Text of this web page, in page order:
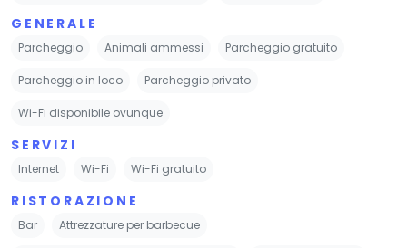
GENERALE
Parcheggio Animali ammessi Parcheggio gratuito
Parcheggio in loco Parcheggio privato
Wi-Fi disponibile ovunque
SERVIZI
Internet Wi-Fi Wi-Fi gratuito
RISTORAZIONE
Bar Attrezzature per barbecue